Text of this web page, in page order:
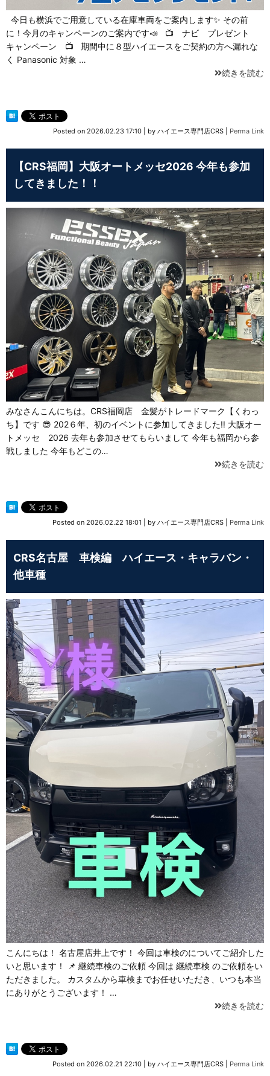
今日も横浜でご用意している在庫車両をご案内します✨ その前
に！今月のキャンペーンのご案内です📣 📺 ナビ プレゼント
キャンペーン 📺 期間中に８型ハイエースをご契約の方へ漏れな
く Panasonic 対象 …
続きを読む
Posted on 2026.02.23 17:10 by ハイエース専門店CRS Perma Link
【CRS福岡】大阪オートメッセ2026 今年も参加
してきました！！
みなさんこんにちは。CRS福岡店 金髪がトレードマーク【くわっ
ち】です 😎 202６年、初のイベントに参加してきました‼ 大阪オー
トメッセ 2026 去年も参加させてもらいまして 今年も福岡から参
戦しました 今年もどこの…
続きを読む
Posted on 2026.02.22 18:01 by ハイエース専門店CRS Perma Link
CRS名古屋 車検編 ハイエース・キャラバン・
他車種
こんにちは！ 名古屋店井上です！ 今回は車検のについてご紹介した
いと思います！ 📌 継続車検のご依頼 今回は 継続車検 のご依頼をい
ただきました。 カスタムから車検までお任せいただき、いつも本当
にありがとうございます！ …
続きを読む
Posted on 2026.02.21 22:10 by ハイエース専門店CRS Perma Link